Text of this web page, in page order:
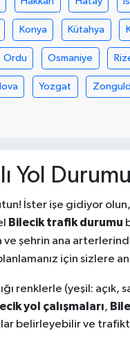
Konya Kütahya
Ordu Osmaniye
Yozgat
Yol
İster işe gidiyor
Bilecik trafik durumu
şehrin ana
için sizlere
renklerle (yeşil: açık,
yol çalışmaları,
belirleyebilir ve